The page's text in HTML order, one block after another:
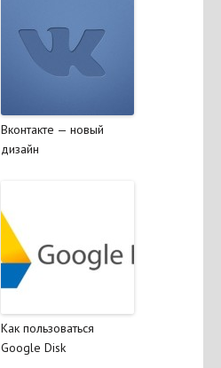
Вконтакте — новый
дизайн
Как пользоваться
Google Disk